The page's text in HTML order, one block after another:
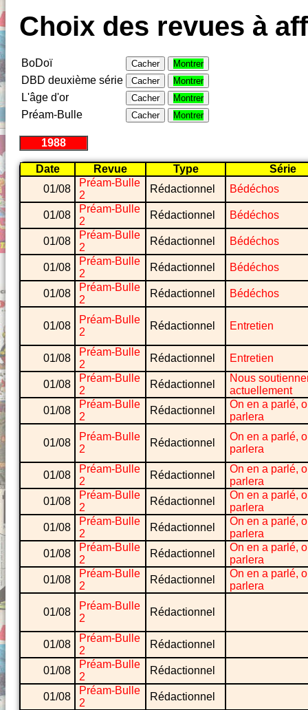
Choix des revues à
BoDoï Cacher Montrer
DBD deuxième série Cacher Montrer
L'âge d'or Cacher Montrer
Préam-Bulle Cacher Montrer
1988
Date Revue Type
Série
01/08
Préam-Bulle
2
Rédactionnel Bédéchos
01/08
Préam-Bulle
2
Rédactionnel Bédéchos
01/08
Préam-Bulle
2
Rédactionnel Bédéchos
01/08
Préam-Bulle
2
Rédactionnel Bédéchos
01/08
Préam-Bulle
2
Rédactionnel Bédéchos
01/08
Préam-Bulle
2
Rédactionnel Entretien
01/08
Préam-Bulle
2
Rédactionnel Entretien
01/08
Préam-Bulle
2
Rédactionnel
Nous
actuellement
01/08
Préam-Bulle
2
Rédactionnel
On en a parlé,
parlera
01/08
Préam-Bulle
2
Rédactionnel
On en a parlé,
parlera
01/08
Préam-Bulle
2
Rédactionnel
On en a parlé,
parlera
01/08
Préam-Bulle
2
Rédactionnel
On en a parlé,
parlera
01/08
Préam-Bulle
2
Rédactionnel
On en a parlé,
parlera
01/08
Préam-Bulle
2
Rédactionnel
On en a parlé,
parlera
01/08
Préam-Bulle
2
Rédactionnel
On en a parlé,
parlera
01/08
Préam-Bulle
2
Rédactionnel
01/08
Préam-Bulle
2
Rédactionnel
01/08
Préam-Bulle
2
Rédactionnel
01/08
Préam-Bulle
2
Rédactionnel